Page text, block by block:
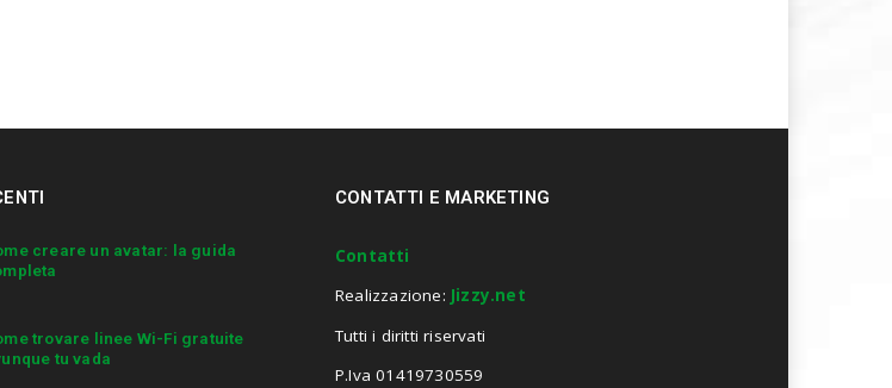
e
r
.
creare un avatar: la guida
trovare linee Wi-Fi gratuite
tu vada
CONTATTI E MARKETING
Contatti
Realizzazione: Jizzy.net
Tutti i diritti riservati
P.Iva 01419730559